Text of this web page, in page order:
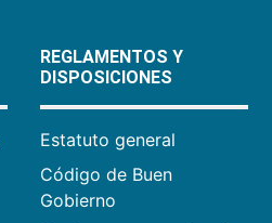
REGLAMENTOS Y
DISPOSICIONES
Estatuto general
Código de Buen
Gobierno